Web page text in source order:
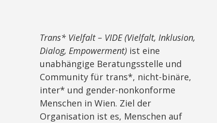
Trans* Vielfalt – VIDE (Vielfalt, Inklusion,
Dialog, Empowerment) ist eine
unabhängige Beratungsstelle und
Community für trans*, nicht-binäre,
inter* und gender-nonkonforme
Menschen in Wien. Ziel der
Organisation ist es, Menschen auf